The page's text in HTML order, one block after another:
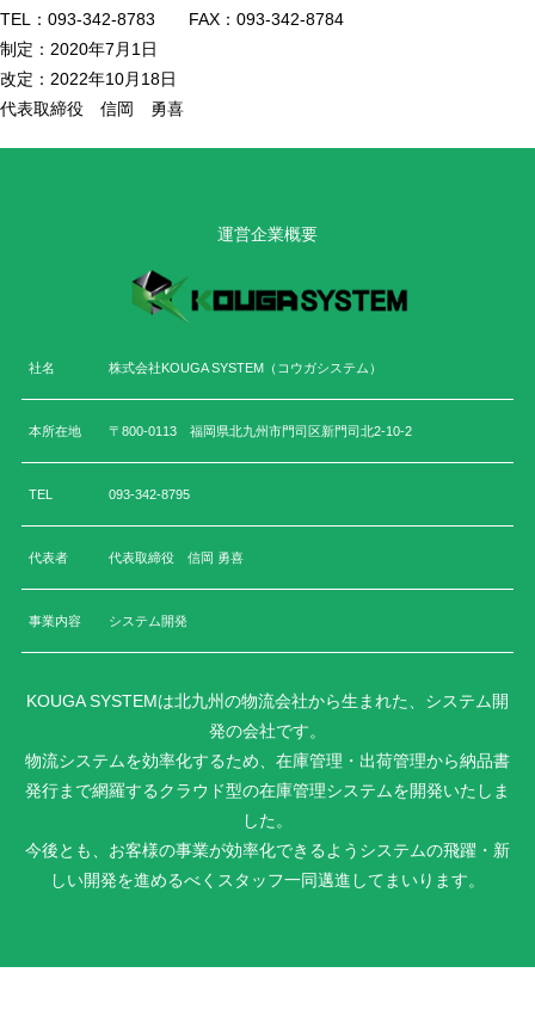
TEL：093-342-8783 FAX：093-342-8784
制定：2020年7月1日
改定：2022年10月18日
代表取締役 信岡 勇喜
運営企業概要
社名 株式会社KOUGA SYSTEM（コウガシステム）
本所在地 〒800-0113 福岡県北九州市門司区新門司北2-10-2
TEL 093-342-8795
代表者 代表取締役 信岡 勇喜
事業内容 システム開発
KOUGA SYSTEMは北九州の物流会社から生まれた、システム開
発の会社です。
物流システムを効率化するため、在庫管理・出荷管理から納品書
発行まで網羅するクラウド型の在庫管理システムを開発いたしま
した。
今後とも、お客様の事業が効率化できるようシステムの飛躍・新
しい開発を進めるべくスタッフ一同邁進してまいります。